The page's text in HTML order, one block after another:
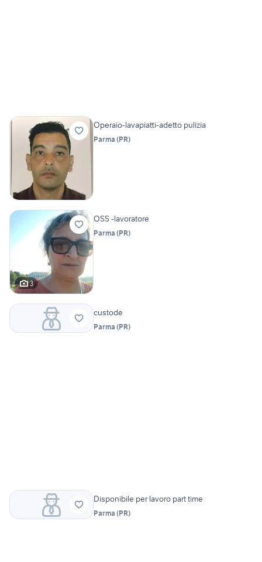
Operaio-lavapiatti-adetto pulizia
Parma (PR)
3
OSS -lavoratore
Parma (PR)
custode
Parma (PR)
Disponibile per lavoro part time
Parma (PR)